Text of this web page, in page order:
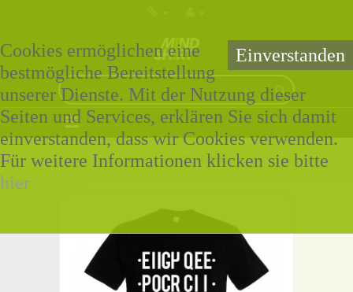
0 Artikel - 0,00€ *
Home » Fuck Off - Faltshirt
Einverstanden
Cookies ermöglichen eine
bestmögliche Bereitstellung
unserer Dienste. Mit der Nutzung dieser
Seiten und Services, erklären Sie sich damit
einverstanden, dass wir Cookies verwenden.
Für weitere Informationen klicken sie bitte
hier